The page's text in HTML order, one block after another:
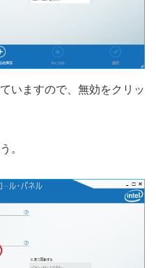
いますので、無効をクリッ
。